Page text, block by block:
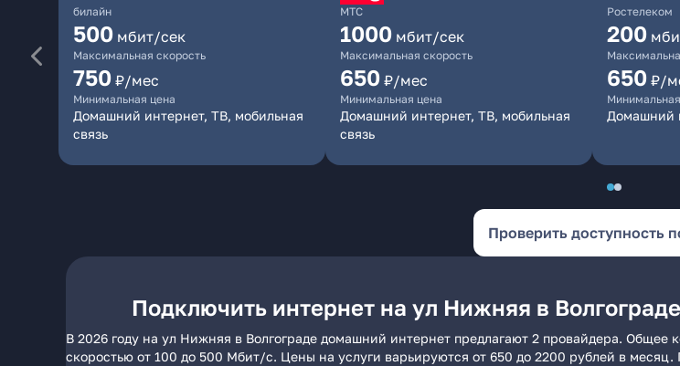
билайн
500 мбит/сек
Максимальная скорость
750 ₽/мес
Минимальная цена
Домашний интернет, ТВ, мобильная
связь
МТС
1000 мбит/сек
Максимальная скорость
650 ₽/мес
Минимальная цена
Домашний интернет, ТВ, мобильная
связь
Ростелеком
200
650 ₽/
Домашний
Проверить доступность
Подключить интернет на ул Нижняя в Волгограде
В 2026 году на ул Нижняя в Волгограде домашний интернет предлагают 2 провайдера.
скоростью от 100 до 500 Мбит/с. Цены на услуги варьируются от 650 до 2200 рублей в